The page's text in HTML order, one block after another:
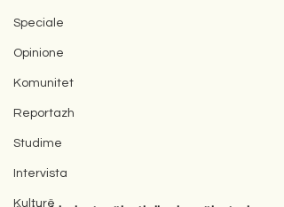
Speciale
Opinione
Komunitet
Reportazh
Studime
Intervista
Kulturë